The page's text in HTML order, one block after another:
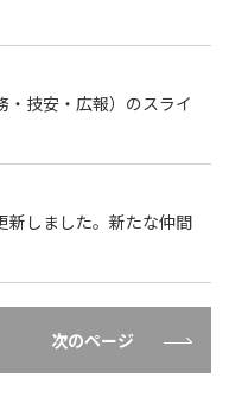
・技安・広報）のスライ
新しました。新たな仲間
次のページ